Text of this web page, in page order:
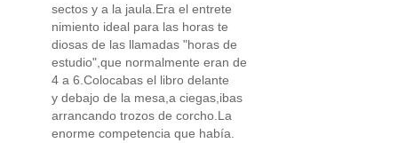
sectos y a la jaula.Era el entrete
nimiento ideal para las horas te
diosas de las llamadas "horas de
estudio",que normalmente eran de
4 a 6.Colocabas el libro delante
y debajo de la mesa,a ciegas,ibas
arrancando trozos de corcho.La
enorme competencia que había.